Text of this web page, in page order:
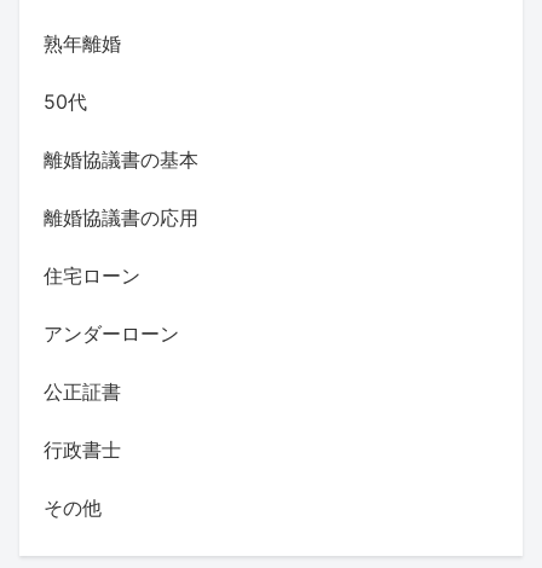
熟年離婚
50代
離婚協議書の基本
離婚協議書の応用
住宅ローン
アンダーローン
公正証書
行政書士
その他